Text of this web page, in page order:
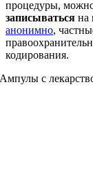
процедуры,
записываться на
анонимно,
кодирования.